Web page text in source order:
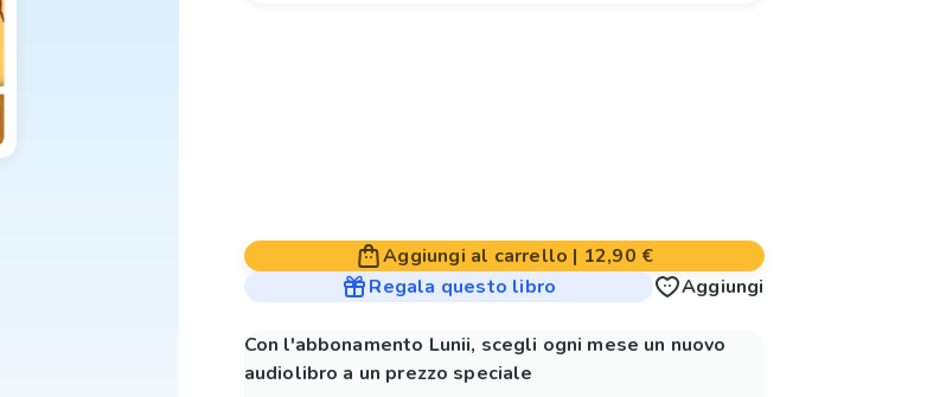
Aggiungi al carrello | 12,90 €
Regala questo libro
Aggiungi
Con l'abbonamento Lunii, scegli ogni mese un nuovo
audiolibro a un prezzo speciale